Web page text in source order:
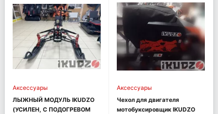
Аксессуары
ЛЫЖНЫЙ МОДУЛЬ IKUDZO
(УСИЛЕН, С ПОДОГРЕВОМ
Аксессуары
Чехол для двигателя
мотобуксировщик IKUDZO